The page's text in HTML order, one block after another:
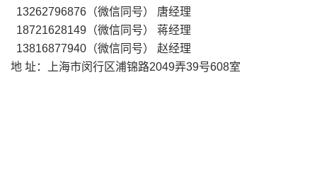
13262796876（微信同号） 唐经理
18721628149（微信同号） 蒋经理
13816877940（微信同号） 赵经理
地 址：上海市闵行区浦锦路2049弄39号608室